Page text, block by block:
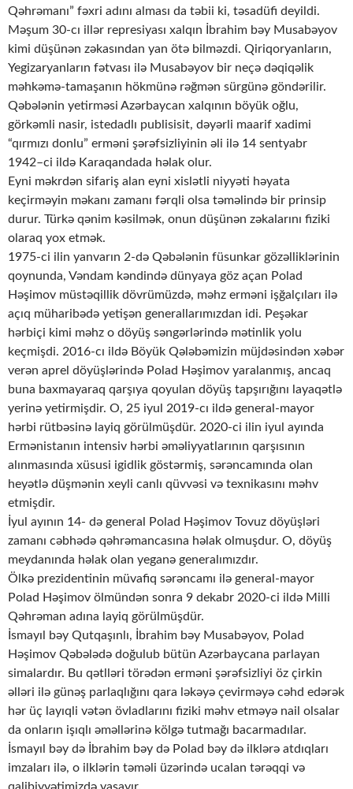
Qəhrəmanı” fəxri adını alması da təbii ki, təsadüfi deyildi.
Məşum 30-cı illər represiyası xalqın İbrahim bəy Musabəyov
kimi düşünən zəkasından yan ötə bilməzdi. Qiriqoryanların,
Yegizaryanların fətvası ilə Musabəyov bir neçə dəqiqəlik
məhkəmə-tamaşanın hökmünə rəğmən sürgünə göndərilir.
Qəbələnin yetirməsi Azərbaycan xalqının böyük oğlu,
görkəmli nasir, istedadlı publisisit, dəyərli maarif xadimi
“qırmızı donlu” erməni şərəfsizliyinin əli ilə 14 sentyabr
1942–ci ildə Karaqandada həlak olur.
Eyni məkrdən sifariş alan eyni xislətli niyyəti həyata
keçirməyin məkanı zamanı fərqli olsa təməlində bir prinsip
durur. Türkə qənim kəsilmək, onun düşünən zəkalarını fiziki
olaraq yox etmək.
1975-ci ilin yanvarın 2-də Qəbələnin füsunkar gözəlliklərinin
qoynunda, Vəndam kəndində dünyaya göz açan Polad
Həşimov müstəqillik dövrümüzdə, məhz erməni işğalçıları ilə
açıq müharibədə yetişən generallarımızdan idi. Peşəkar
hərbiçi kimi məhz o döyüş səngərlərində mətinlik yolu
keçmişdi. 2016-cı ildə Böyük Qələbəmizin müjdəsindən xəbər
verən aprel döyüşlərində Polad Həşimov yaralanmış, ancaq
buna baxmayaraq qarşıya qoyulan döyüş tapşırığını layaqətlə
yerinə yetirmişdir. O, 25 iyul 2019-cı ildə general-mayor
hərbi rütbəsinə layiq görülmüşdür. 2020-ci ilin iyul ayında
Ermənistanın intensiv hərbi əməliyyatlarının qarşısının
alınmasında xüsusi igidlik göstərmiş, sərəncamında olan
heyətlə düşmənin xeyli canlı qüvvəsi və texnikasını məhv
etmişdir.
İyul ayının 14- də general Polad Həşimov Tovuz döyüşləri
zamanı cəbhədə qəhrəmancasına həlak olmuşdur. O, döyüş
meydanında həlak olan yeganə generalımızdır.
Ölkə prezidentinin müvafiq sərəncamı ilə general-mayor
Polad Həşimov ölmündən sonra 9 dekabr 2020-ci ildə Milli
Qəhrəman adına layiq görülmüşdür.
İsmayıl bəy Qutqaşınlı, İbrahim bəy Musabəyov, Polad
Həşimov Qəbələdə doğulub bütün Azərbaycana parlayan
simalardır. Bu qətlləri törədən erməni şərəfsizliyi öz çirkin
əlləri ilə günəş parlaqlığını qara ləkəyə çevirməyə cəhd edərək
hər üç layıqli vətən övladlarını fiziki məhv etməyə nail olsalar
da onların işıqlı əməllərinə kölgə tutmağı bacarmadılar.
İsmayıl bəy də İbrahim bəy də Polad bəy də ilklərə atdıqları
imzaları ilə, o ilklərin təməli üzərində ucalan tərəqqi və